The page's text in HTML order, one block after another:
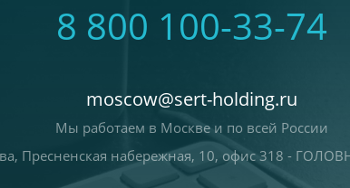
8 800 100-33-74
moscow@sert-holding.ru
Мы работаем в Москве и по всей России
Пресненская набережная, 10, офис 318 -